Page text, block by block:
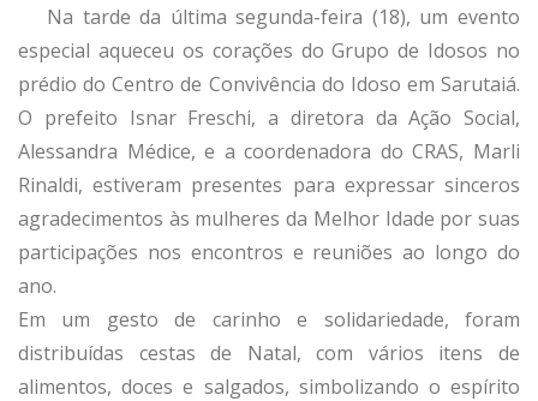
Na tarde da última segunda-feira (18), um evento
especial aqueceu os corações do Grupo de Idosos no
prédio do Centro de Convivência do Idoso em Sarutaiá.
O prefeito Isnar Freschi, a diretora da Ação Social,
Alessandra Médice, e a coordenadora do CRAS, Marli
Rinaldi, estiveram presentes para expressar sinceros
agradecimentos às mulheres da Melhor Idade por suas
participações nos encontros e reuniões ao longo do
ano.
Em um gesto de carinho e solidariedade, foram
distribuídas cestas de Natal, com vários itens de
alimentos, doces e salgados, simbolizando o espírito